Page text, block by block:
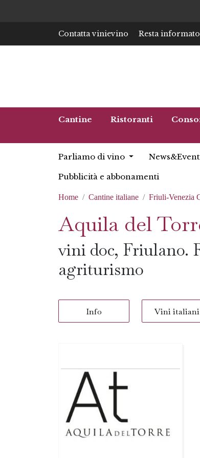
Contatta vinievino Resta
Cantine Ristoranti
Parliamo di vino
Pubblicità e abbonamenti
Home Cantine italiane Friuli-Venezia
Aquila del
vini doc, Friulano.
agriturismo
Info Vini italiani